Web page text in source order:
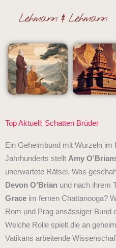
Top Aktuell: Schatten Brüder
Ein Geheimbund mit Wurzeln im
Jahrhunderts stellt Amy
unerwartete Rätsel. Was
Devon O’Brian und nach ihrem
Grace im fernen Chattanooga?
Rom und Prag ansässiger Bund
Welche Rolle spielt die an
Vatikans arbeitende